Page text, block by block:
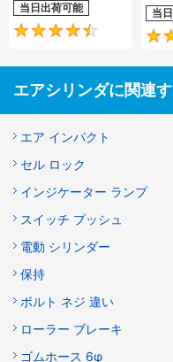
当日出荷可能 当
エアシリンダに関連
エア インパクト
セル ロック
インジケーター ランプ
スイッチ プッシュ
電動 シリンダー
保持
ボルト ネジ 違い
ローラー ブレーキ
ゴムホース 6φ